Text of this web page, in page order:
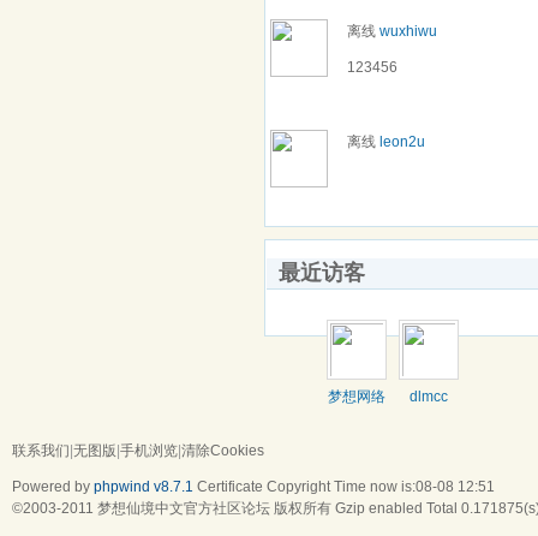
离线 wuxhiwu
123456
离线 leon2u
最近访客
梦想网络 dlmcc
联系我们 无图版 手机浏览 清除Cookies
Powered by phpwind v8.7.1 Certificate Copyright Time now is:08-08 12:51
©2003-2011 梦想仙境中文官方社区论坛 版权所有 Gzip enabled Total